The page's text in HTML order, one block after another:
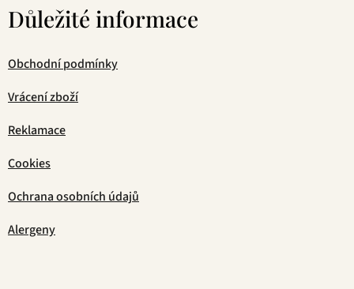
Důležité informace
Obchodní podmínky
Vrácení zboží
Reklamace
Cookies
Ochrana osobních údajů
Alergeny